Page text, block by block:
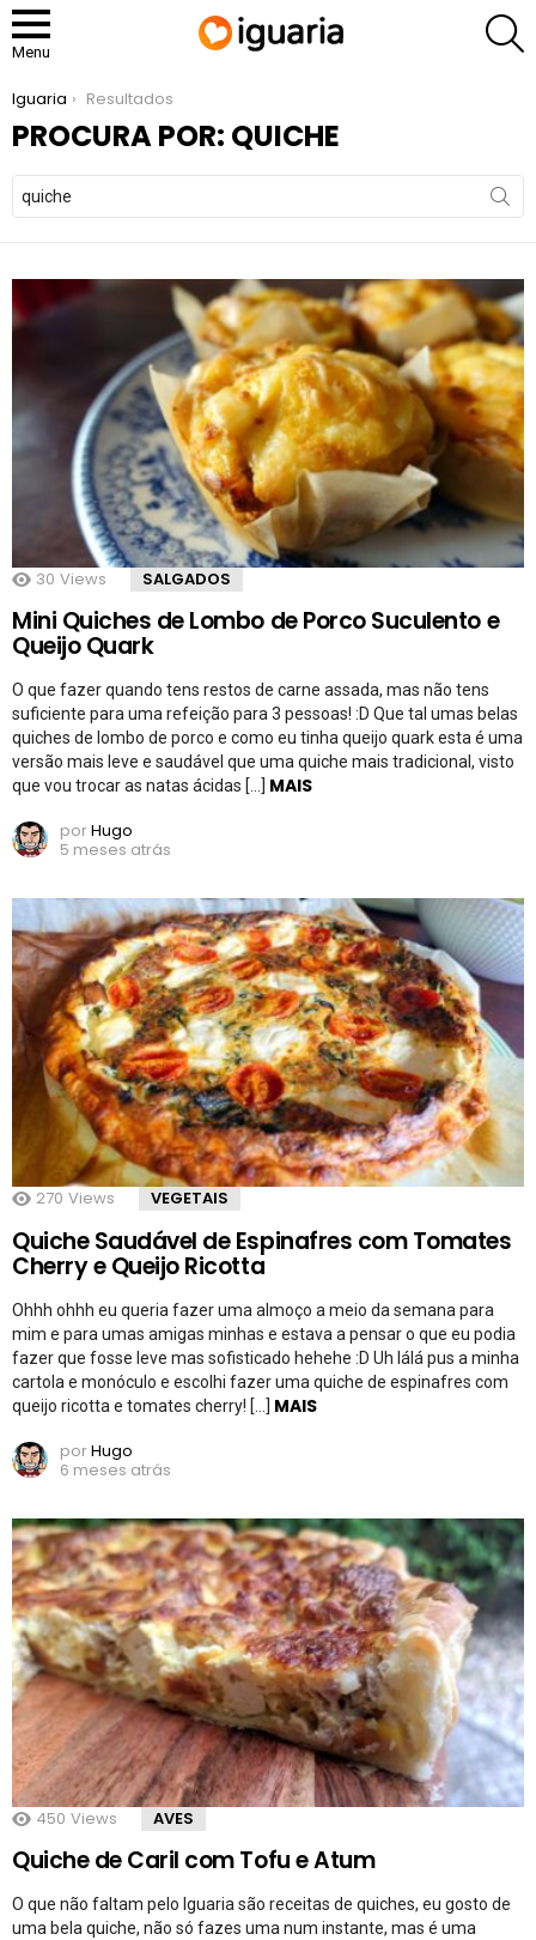
Menu
You are here:
Iguaria Resultados
PROCURA POR: QUICHE
Search
for:
30 Views SALGADOS
Mini Quiches de Lombo de Porco Suculento e
Queijo Quark
O que fazer quando tens restos de carne assada, mas não tens
suficiente para uma refeição para 3 pessoas! :D Que tal umas belas
quiches de lombo de porco e como eu tinha queijo quark esta é uma
versão mais leve e saudável que uma quiche mais tradicional, visto
que vou trocar as natas ácidas […] MAIS
porHugo
5 meses atrás
270 Views VEGETAIS
Quiche Saudável de Espinafres com Tomates
Cherry e Queijo Ricotta
Ohhh ohhh eu queria fazer uma almoço a meio da semana para
mim e para umas amigas minhas e estava a pensar o que eu podia
fazer que fosse leve mas sofisticado hehehe :D Uh lálá pus a minha
cartola e monóculo e escolhi fazer uma quiche de espinafres com
queijo ricotta e tomates cherry! […] MAIS
porHugo
6 meses atrás
450 Views AVES
Quiche de Caril com Tofu e Atum
O que não faltam pelo Iguaria são receitas de quiches, eu gosto de
uma bela quiche, não só fazes uma num instante, mas é uma